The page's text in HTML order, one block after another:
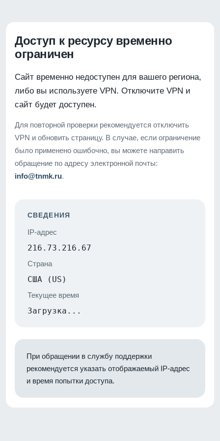
Доступ к ресурсу временно
ограничен
Сайт временно недоступен для вашего региона,
либо вы используете VPN. Отключите VPN и
сайт будет доступен.
Для повторной проверки рекомендуется отключить
VPN и обновить страницу. В случае, если ограничение
было применено ошибочно, вы можете направить
обращение по адресу электронной почты:
info@tnmk.ru.
СВЕДЕНИЯ
IP-адрес
216.73.216.67
Страна
США (US)
Текущее время
Загрузка...
При обращении в службу поддержки
рекомендуется указать отображаемый IP-адрес
и время попытки доступа.